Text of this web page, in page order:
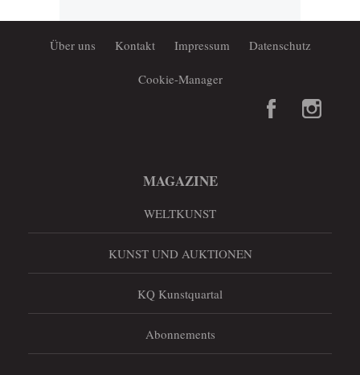
Über uns Kontakt Impressum Datenschutz
Cookie-Manager
MAGAZINE
WELTKUNST
KUNST UND AUKTIONEN
KQ Kunstquartal
Abonnements